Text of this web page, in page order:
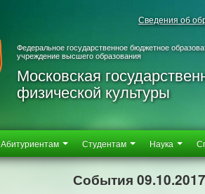
Сведения об
Федеральное государственное бюджетное
учреждение высшего образования
Московская
физической культуры
Абитуриентам Студентам Наука
События 09.10.2017